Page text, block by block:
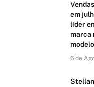
em
líder
marca
6 de